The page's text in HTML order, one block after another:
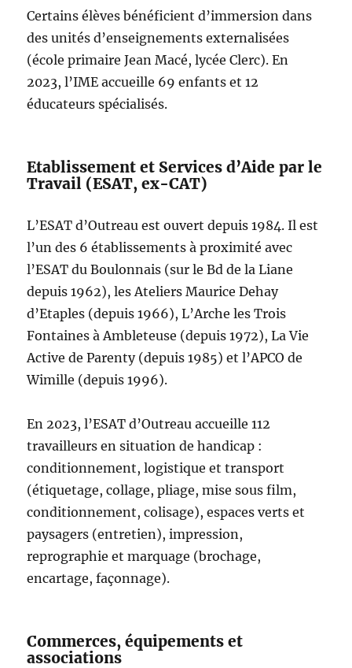
Certains élèves bénéficient d’immersion dans
des unités d’enseignements externalisées
(école primaire Jean Macé, lycée Clerc). En
2023, l’IME accueille 69 enfants et 12
éducateurs spécialisés.
Etablissement et Services d’Aide par le
Travail (ESAT, ex-CAT)
L’ESAT d’Outreau est ouvert depuis 1984. Il est
l’un des 6 établissements à proximité avec
l’ESAT du Boulonnais (sur le Bd de la Liane
depuis 1962), les Ateliers Maurice Dehay
d’Etaples (depuis 1966), L’Arche les Trois
Fontaines à Ambleteuse (depuis 1972), La Vie
Active de Parenty (depuis 1985) et l’APCO de
Wimille (depuis 1996).
En 2023, l’ESAT d’Outreau accueille 112
travailleurs en situation de handicap :
conditionnement, logistique et transport
(étiquetage, collage, pliage, mise sous film,
conditionnement, colisage), espaces verts et
paysagers (entretien), impression,
reprographie et marquage (brochage,
encartage, façonnage).
Commerces, équipements et
associations